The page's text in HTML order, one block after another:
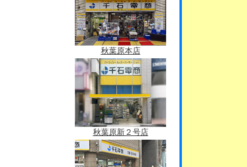
秋葉原本店
秋葉原新２号店